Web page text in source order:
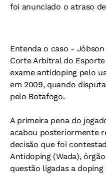
foi anunciado o atraso
Entenda o caso -
Corte Arbitral do
exame antidoping pelo
em 2009, quando
pelo Botafogo.
A primeira pena do
acabou posteriormente
decisão que foi
Antidoping (Wada),
questão ligadas a doping